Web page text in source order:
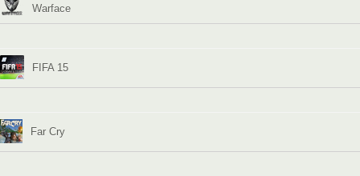
Warface
FIFA 15
Far Cry